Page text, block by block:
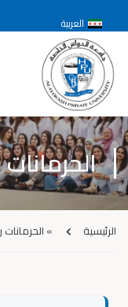
العربية
الرئيسية »